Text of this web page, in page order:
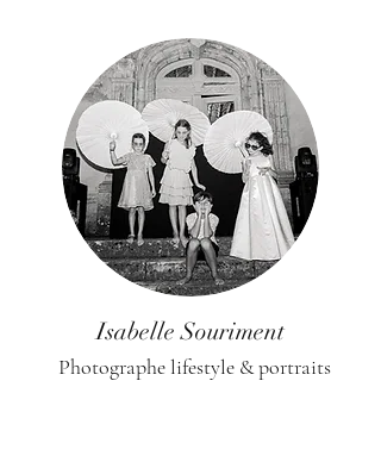
Isabelle Souriment
Photographe lifestyle & portraits